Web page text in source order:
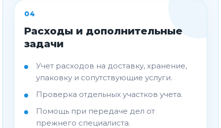
04
Расходы и дополнительные
задачи
Учет расходов на доставку, хранение,
упаковку и сопутствующие услуги.
Проверка отдельных участков учета.
Помощь при передаче дел от
прежнего специалиста.